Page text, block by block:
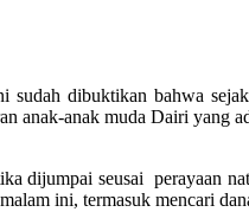
dibuktikan bahwa
anak-anak muda Dairi yang
dijumpai seusai perayaan
ini, termasuk mencari